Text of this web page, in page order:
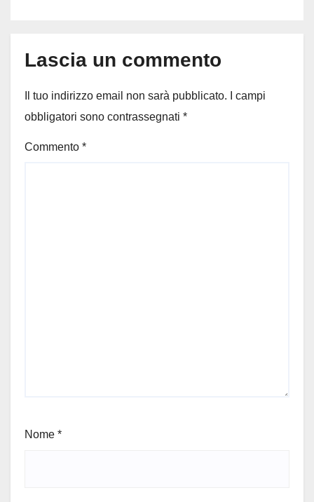
Lascia un commento
Il tuo indirizzo email non sarà pubblicato.
I campi
obbligatori sono contrassegnati *
Commento *
Nome *